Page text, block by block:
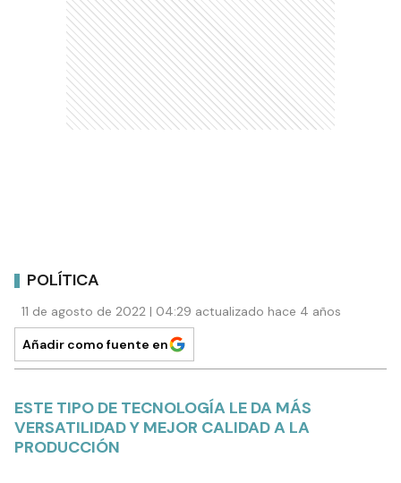
POLÍTICA
11 de agosto de 2022 | 04:29 actualizado hace 4 años
Añadir como fuente en
ESTE TIPO DE TECNOLOGÍA LE DA MÁS
VERSATILIDAD Y MEJOR CALIDAD A LA
PRODUCCIÓN